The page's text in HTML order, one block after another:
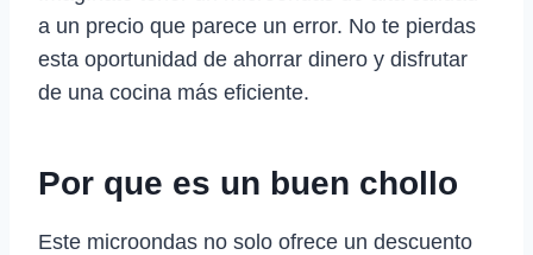
a un precio que parece un error. No te pierdas
esta oportunidad de ahorrar dinero y disfrutar
de una cocina más eficiente.
Por que es un buen chollo
Este microondas no solo ofrece un descuento